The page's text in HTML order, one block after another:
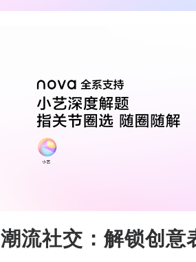
潮流社交：解锁创意